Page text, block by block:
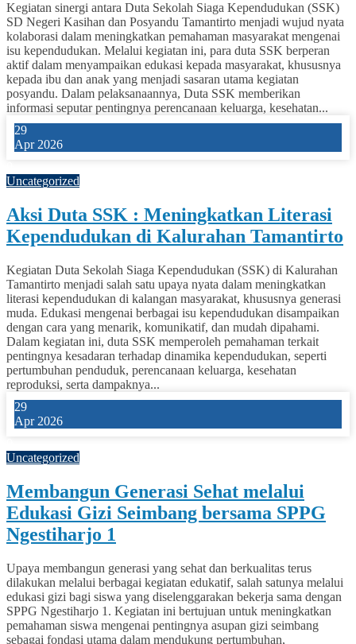
Kegiatan sinergi antara Duta Sekolah Siaga Kependudukan (SSK)
SD Negeri Kasihan dan Posyandu Tamantirto menjadi wujud nyata
kolaborasi dalam meningkatkan pemahaman masyarakat mengenai
isu kependudukan. Melalui kegiatan ini, para duta SSK berperan
aktif dalam menyampaikan edukasi kepada masyarakat, khususnya
kepada ibu dan anak yang menjadi sasaran utama kegiatan
posyandu. Dalam pelaksanaannya, Duta SSK memberikan
informasi seputar pentingnya perencanaan keluarga, kesehatan...
29
Apr 2026
Uncategorized
Aksi Duta SSK : Meningkatkan Literasi
Kependudukan di Kalurahan Tamantirto
Kegiatan Duta Sekolah Siaga Kependudukan (SSK) di Kalurahan
Tamantirto menjadi salah satu upaya nyata dalam meningkatkan
literasi kependudukan di kalangan masyarakat, khususnya generasi
muda. Edukasi mengenai berbagai isu kependudukan disampaikan
dengan cara yang menarik, komunikatif, dan mudah dipahami.
Dalam kegiatan ini, duta SSK memperoleh pemahaman terkait
pentingnya kesadaran terhadap dinamika kependudukan, seperti
pertumbuhan penduduk, perencanaan keluarga, kesehatan
reproduksi, serta dampaknya...
29
Apr 2026
Uncategorized
Membangun Generasi Sehat melalui
Edukasi Gizi Seimbang bersama SPPG
Ngestiharjo 1
Upaya membangun generasi yang sehat dan berkualitas terus
dilakukan melalui berbagai kegiatan edukatif, salah satunya melalui
edukasi gizi bagi siswa yang diselenggarakan bekerja sama dengan
SPPG Ngestiharjo 1. Kegiatan ini bertujuan untuk meningkatkan
pemahaman siswa mengenai pentingnya asupan gizi seimbang
sebagai fondasi utama dalam mendukung pertumbuhan,